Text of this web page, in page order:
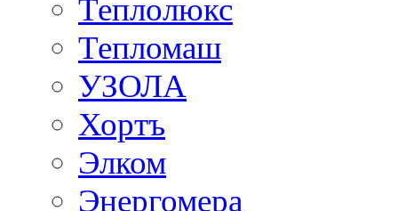
Теплолюкс
Тепломаш
УЗОЛА
Хортъ
Элком
Энергомера